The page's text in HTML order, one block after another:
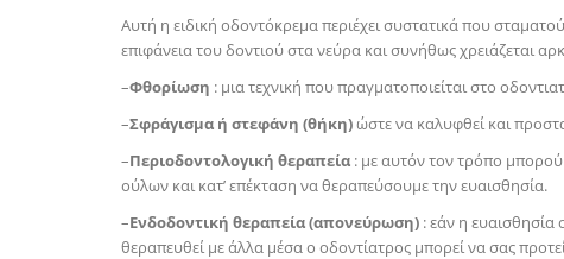
Αυτή η ειδική οδοντόκρεμα περιέχει συστατικά που
επιφάνεια του δοντιού στα νεύρα και συνήθως χρειάζεται
–Φθορίωση : μια τεχνική που πραγματοποιείται στο
–Σφράγισμα ή στεφάνη (θήκη)ώστε να καλυφθεί και
–Περιοδοντολογική θεραπεία : με αυτόν τον τρόπο
ούλων και κατ’ επέκταση να θεραπεύσουμε την ευαισθησία.
–Ενδοδοντική θεραπεία (απονεύρωση) : εάν η ευαισθησία
θεραπευθεί με άλλα μέσα ο οδοντίατρος μπορεί να σας